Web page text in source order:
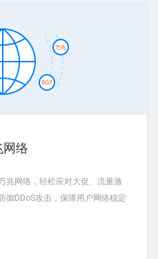
网络
兆网络，轻松应对大促、流量激
御DDoS攻击，保障用户网络稳定